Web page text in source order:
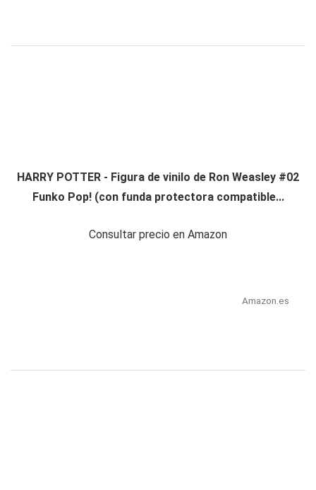
HARRY POTTER - Figura de vinilo de Ron Weasley #02
Funko Pop! (con funda protectora compatible...
Consultar precio en Amazon
Amazon.es